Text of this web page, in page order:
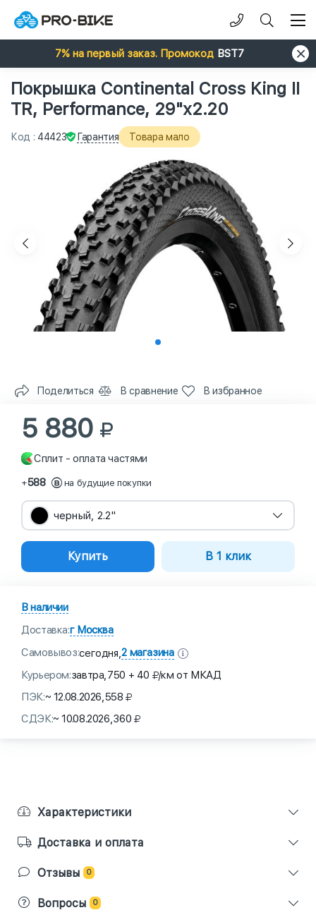
7% на первый заказ. Промокод BST7
Покрышка Continental Cross King II
TR, Performance, 29"х2.20
Код : 44423 Гарантия Товара мало
Поделиться В сравнение В избранное
5 880
Сплит - оплата частями
+588 на будущие покупки
черный, 2.2"
Купить В 1 клик
В наличии
Доставка:г Москва
Самовывоз:сегодня,2 магазина
Курьером:завтра,750 + 40
/км от МКАД
ПЭК:~ 12.08.2026,558
СДЭК:~ 10.08.2026,360
Характеристики
Доставка и оплата
Отзывы 0
Вопросы 0